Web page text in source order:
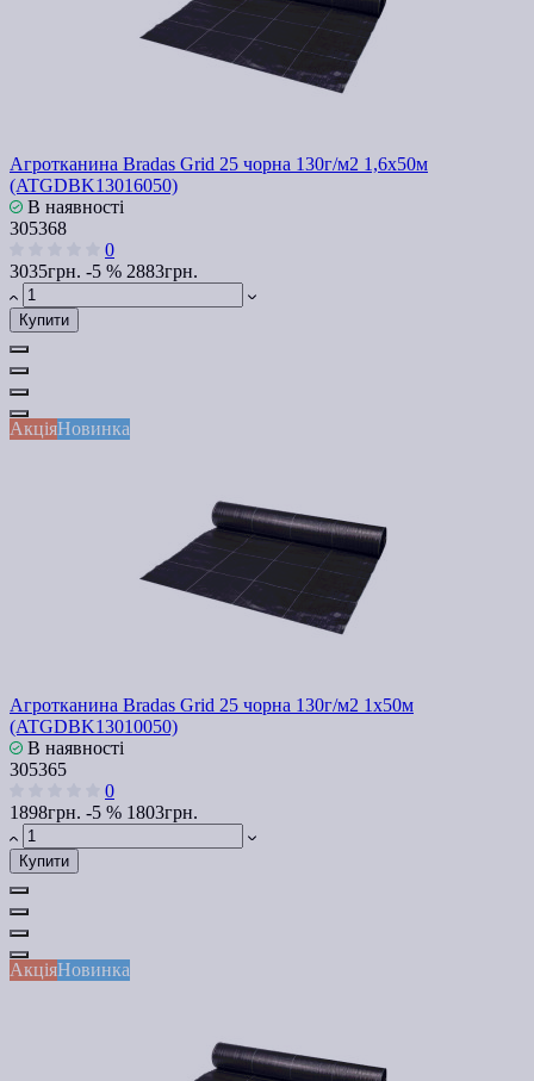
Агротканина Bradas Grid 25 чорна 130г/м2 1,6x50м
(ATGDBK13016050)
В наявності
305368
0
3035грн. -5 % 2883грн.
Купити
АкціяНовинка
Агротканина Bradas Grid 25 чорна 130г/м2 1x50м
(ATGDBK13010050)
В наявності
305365
0
1898грн. -5 % 1803грн.
Купити
АкціяНовинка